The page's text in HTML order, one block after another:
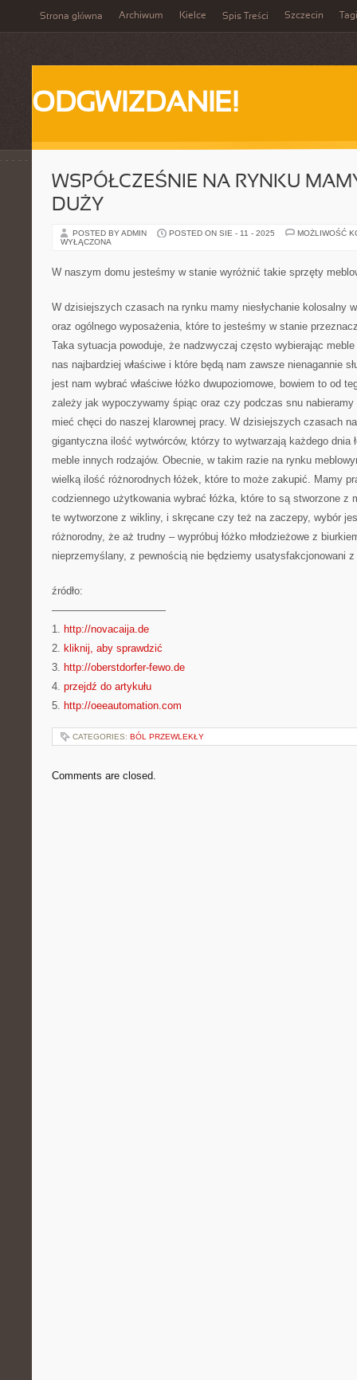
Strona główna Archiwum Kielce Spis Treści Szczecin Tagi
ODGWIZDANIE!
WSPÓŁCZEŚNIE NA RYNKU
DUŻY
POSTED BY ADMIN POSTED ON SIE - 11 - 2025
MOŻLIWOŚĆ
WYŁĄCZONA
W naszym domu jesteśmy w stanie wyróżnić takie sprzęty
W dzisiejszych czasach na rynku mamy niesłychanie kolosalny
oraz ogólnego wyposażenia, które to jesteśmy w stanie
Taka sytuacja powoduje, że nadzwyczaj często wybierając
nas najbardziej właściwe i które będą nam zawsze nienagannie
jest nam wybrać właściwe łóżko dwupoziomowe, bowiem to od
zależy jak wypoczywamy śpiąc oraz czy podczas snu nabieramy
mieć chęci do naszej klarownej pracy. W dzisiejszych czasach
gigantyczna ilość wytwórców, którzy to wytwarzają każdego dnia
meble innych rodzajów. Obecnie, w takim razie na rynku
wielką ilość różnorodnych łóżek, które to może zakupić. Mamy
codziennego użytkowania wybrać łóżka, które to są stworzone z
te wytworzone z wikliny, i skręcane czy też na zaczepy, wybór
różnorodny, że aż trudny – wypróbuj łóżko młodzieżowe z
nieprzemyślany, z pewnością nie będziemy usatysfakcjonowani
źródło:
———————————
1. http://novacaija.de
2. kliknij, aby sprawdzić
3. http://oberstdorfer-fewo.de
4. przejdź do artykułu
5. http://oeeautomation.com
CATEGORIES: BÓL PRZEWLEKŁY
Comments are closed.